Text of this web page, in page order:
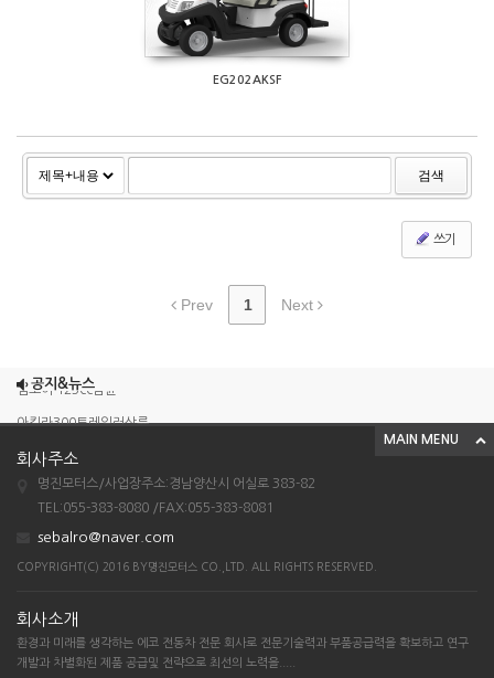
EG202AKSF
검색
쓰기
Prev 1 Next
공지&뉴스
엠보이 125cc삼륜
아킬라300트레일러삼륜
시티밴승용배달용
조이맥스125cc삼륜
아킬라300 삼륜
시티밴승용배달용
MAIN MENU
회사주소
명진모터스/사업장주소:경남양산시 어실로 383-82
TEL:055-383-8080 /FAX:055-383-8081
sebalro@naver.com
COPYRIGHT(C) 2016 BY명진모터스 CO.,LTD. ALL RIGHTS RESERVED.
회사소개
환경과 미래를 생각하는 에코 전동차 전문 회사로 전문기술력과 부품공급력을 확보하고 연구
개발과 차별화된 제품 공급및 전략으로 최선의 노력을.....